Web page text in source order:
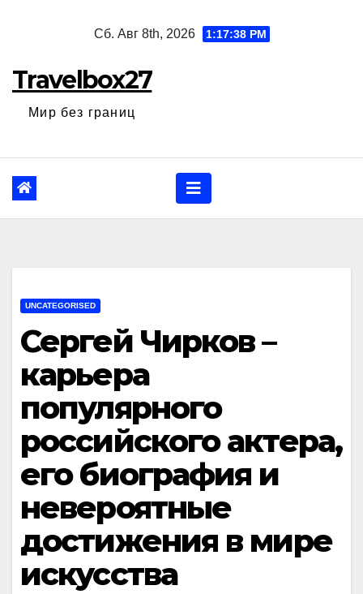
Сб. Авг 8th, 2026 1:17:39 PM
Travelbox27
Мир без границ
UNCATEGORISED
Сергей Чирков –
карьера
популярного
российского актера,
его биография и
невероятные
достижения в мире
искусства